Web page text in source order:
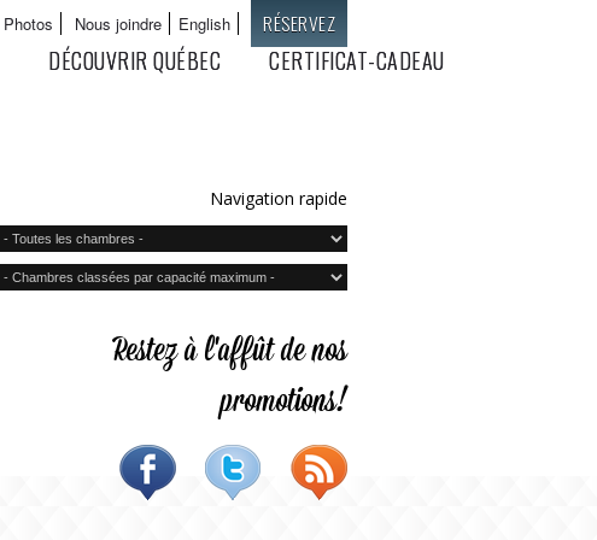
Langues
English
Photos Nous joindre
DÉCOUVRIR QUÉBEC CERTIFICAT-CADEAU
RÉSERVEZ
Navigation rapide
Restez à l'affût de nos
promotions!